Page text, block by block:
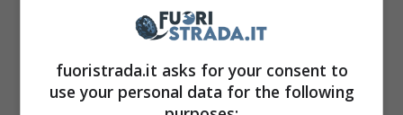
Turismo Berlinetta, come già accaduto per la
488 di qualche anno prima.
fuoristrada.it asks for your consent to
use your personal data for the following